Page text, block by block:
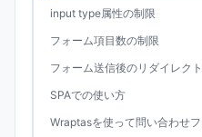
input type属性の制限
フォーム項目数の制限
フォーム送信後のリダイレク
SPAでの使い方
Wraptasを使って問い合わせ